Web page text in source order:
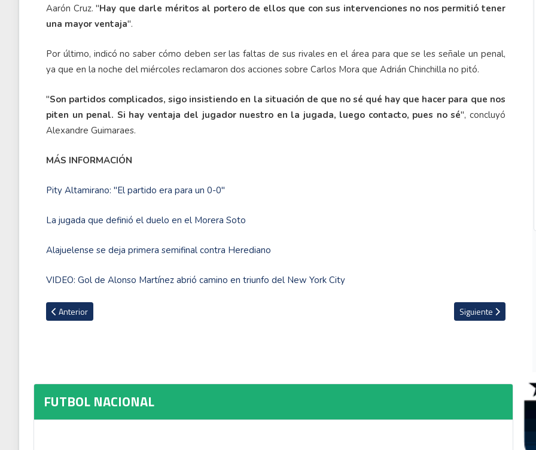
Aarón Cruz. "Hay que darle méritos al portero de ellos que con sus intervenciones no nos permitió tener
una mayor ventaja".
Por último, indicó no saber cómo deben ser las faltas de sus rivales en el área para que se les señale un penal,
ya que en la noche del miércoles reclamaron dos acciones sobre Carlos Mora que Adrián Chinchilla no pitó.
"Son partidos complicados, sigo insistiendo en la situación de que no sé qué hay que hacer para que nos
piten un penal. Si hay ventaja del jugador nuestro en la jugada, luego contacto, pues no sé", concluyó
Alexandre Guimaraes.
MÁS INFORMACIÓN
Pity Altamirano: "El partido era para un 0-0"
La jugada que definió el duelo en el Morera Soto
Alajuelense se deja primera semifinal contra Herediano
VIDEO: Gol de Alonso Martínez abrió camino en triunfo del New York City
Artículo anterior: Furia en Herediano contra el árbitro Adrián Chinchilla: "Es demasiado, se nos ha paseado en muchas cosas"
Anterior Artículo siguiente:
Siguiente
FUTBOL NACIONAL